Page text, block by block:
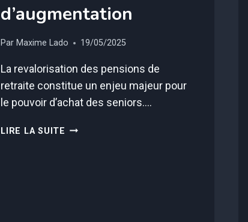
d’augmentation
Par Maxime Lado 19/05/2025
La revalorisation des pensions de
retraite constitue un enjeu majeur pour
le pouvoir d’achat des seniors….
LIRE LA SUITE TOUS